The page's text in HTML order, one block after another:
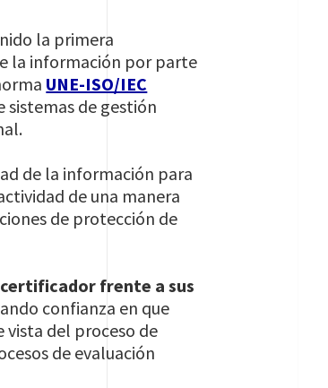
la primera
la información por parte
UNE-ISO/IEC
de gestión
de la información para
de una manera
de protección de
frente a sus
confianza en que
del proceso de
de evaluación